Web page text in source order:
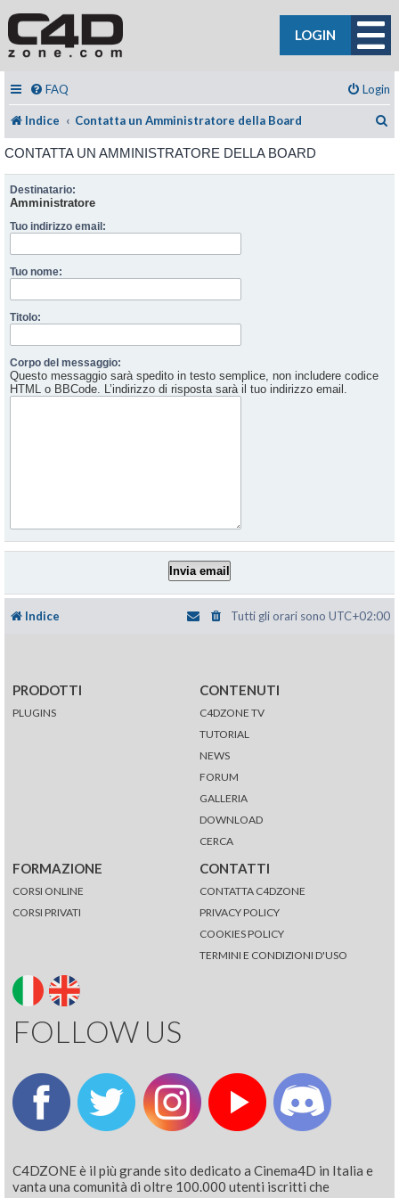
LOGIN
FAQ Login
Indice Contatta un Amministratore della Board
CONTATTA UN AMMINISTRATORE DELLA BOARD
Destinatario:
Amministratore
Tuo indirizzo email:
Tuo nome:
Titolo:
Corpo del messaggio:
Questo messaggio sarà spedito in testo semplice, non includere codice
HTML o BBCode. L’indirizzo di risposta sarà il tuo indirizzo email.
Indice Tutti gli orari sono UTC+02:00
PRODOTTI
PLUGINS
CONTENUTI
C4DZONE TV
TUTORIAL
NEWS
FORUM
GALLERIA
DOWNLOAD
CERCA
FORMAZIONE
CORSI ONLINE
CORSI PRIVATI
CONTATTI
CONTATTA C4DZONE
PRIVACY POLICY
COOKIES POLICY
TERMINI E CONDIZIONI D'USO
FOLLOW US
C4DZONE è il più grande sito dedicato a Cinema4D in Italia e
vanta una comunità di oltre 100.000 utenti iscritti che